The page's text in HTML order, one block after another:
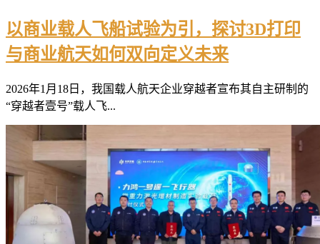
以商业载人飞船试验为引，探讨3D打印
与商业航天如何双向定义未来
2026年1月18日，我国载人航天企业穿越者宣布其自主研制的
“穿越者壹号”载人飞...